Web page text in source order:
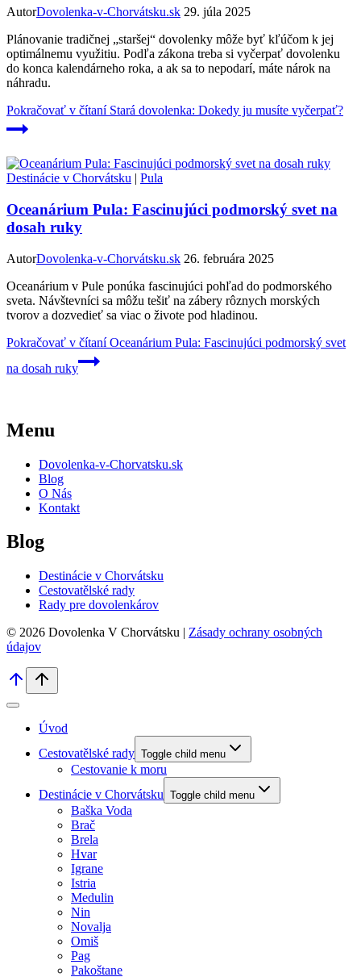
AutorDovolenka-v-Chorvátsku.sk 29. júla 2025
Plánovanie tradičnej „staršej“ dovolenky môže byť kľúčom k jej
optimálnemu využitiu. Podľa zákona treba si vyčerpať dovolenku
do konca kalendárneho roka, a ak sa to nepodarí, máte nárok na
náhradu.
Pokračovať v čítaníStará dovolenka: Dokedy ju musíte vyčerpať?
Destinácie v Chorvátsku | Pula
Oceanárium Pula: Fascinujúci podmorský svet na
dosah ruky
AutorDovolenka-v-Chorvátsku.sk 26. februára 2025
Oceanárium v Pule ponúka fascinujúci pohľad do podmorského
sveta. Návštevníci sa môžu tešiť na zábery rôznych morských
tvorov a dozvedieť sa viac o živote pod hladinou.
Pokračovať v čítaníOceanárium Pula: Fascinujúci podmorský svet
na dosah ruky
Menu
Dovolenka-v-Chorvatsku.sk
Blog
O Nás
Kontakt
Blog
Destinácie v Chorvátsku
Cestovatělské rady
Rady pre dovolenkárov
© 2026 Dovolenka V Chorvátsku | Zásady ochrany osobných
údajov
Úvod
Cestovatělské rady Toggle child menu
Cestovanie k moru
Destinácie v Chorvátsku Toggle child menu
Baška Voda
Brač
Brela
Hvar
Igrane
Istria
Medulin
Nin
Novalja
Omiš
Pag
Pakoštane